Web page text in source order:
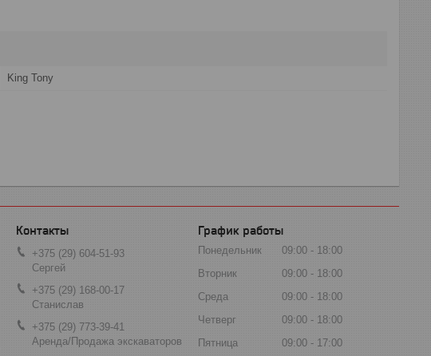
King Tony
+375 (29) 604-51-93
Сергей
+375 (29) 168-00-17
Станислав
+375 (29) 773-39-41
Аренда/Продажа экскаваторов
График работы
Понедельник 09:00
18:00
Вторник
09:00
18:00
Среда
09:00
18:00
Четверг
09:00
18:00
Пятница
09:00
17:00